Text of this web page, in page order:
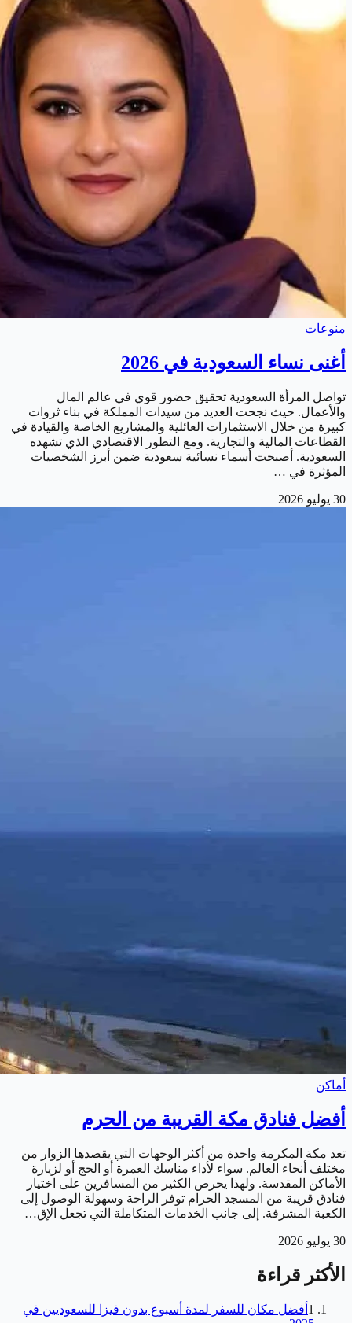
منوعات
أغنى نساء السعودية في 2026
تواصل المرأة السعودية تحقيق حضور قوي في عالم المال
والأعمال. حيث نجحت العديد من سيدات المملكة في بناء ثروات
كبيرة من خلال الاستثمارات العائلية والمشاريع الخاصة والقيادة في
القطاعات المالية والتجارية. ومع التطور الاقتصادي الذي تشهده
السعودية. أصبحت أسماء نسائية سعودية ضمن أبرز الشخصيات
المؤثرة في …
30 يوليو 2026
أماكن
أفضل فنادق مكة القريبة من الحرم
تعد مكة المكرمة واحدة من أكثر الوجهات التي يقصدها الزوار من
مختلف أنحاء العالم. سواء لأداء مناسك العمرة أو الحج أو لزيارة
الأماكن المقدسة. ولهذا يحرص الكثير من المسافرين على اختيار
فنادق قريبة من المسجد الحرام توفر الراحة وسهولة الوصول إلى
الكعبة المشرفة. إلى جانب الخدمات المتكاملة التي تجعل الإق…
30 يوليو 2026
الأكثر قراءة
1 أفضل مكان للسفر لمدة أسبوع بدون فيزا للسعوديين في